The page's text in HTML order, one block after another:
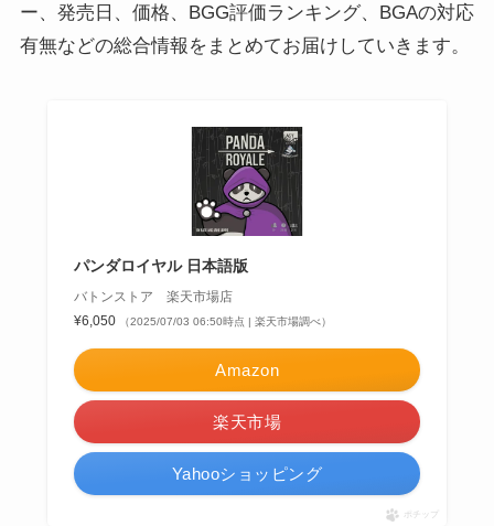
ー、発売日、価格、BGG評価ランキング、BGAの対応
有無などの総合情報をまとめてお届けしていきます。
パンダロイヤル 日本語版
バトンストア 楽天市場店
¥6,050
（2025/07/03 06:50時点 | 楽天市場調べ）
Amazon
楽天市場
Yahooショッピング
ポチップ